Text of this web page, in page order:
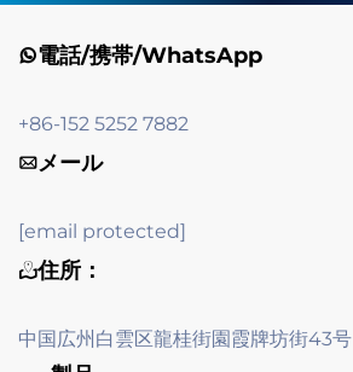
電話/携帯/WhatsApp
+86-152 5252 7882
メール
[email protected]
住所：
中国広州白雲区龍桂街園霞牌坊街43号